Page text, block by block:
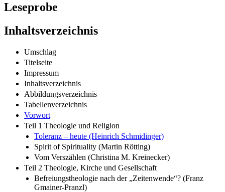
Leseprobe
Inhaltsverzeichnis
Umschlag
Titelseite
Impressum
Inhaltsverzeichnis
Abbildungsverzeichnis
Tabellenverzeichnis
Vorwort
Teil 1 Theologie und Religion
Toleranz – heute (Heinrich Schmidinger)
Spirit of Spirituality (Martin Rötting)
Vom Verszählen (Christina M. Kreinecker)
Teil 2 Theologie, Kirche und Gesellschaft
Befreiungstheologie nach der „Zeitenwende“? (Franz
Gmainer-Pranzl)